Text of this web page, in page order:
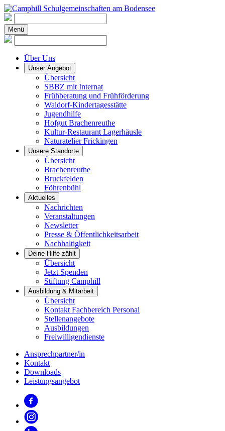
Menü
Über Uns
Unser Angebot
Übersicht
SBBZ mit Internat
Frühberatung und Frühförderung
Waldorf-Kindertagesstätte
Jugendhilfe
Hofgut Brachenreuthe
Kultur-Restaurant Lagerhäusle
Naturatelier Frickingen
Unsere Standorte
Übersicht
Brachenreuthe
Bruckfelden
Föhrenbühl
Aktuelles
Nachrichten
Veranstaltungen
Newsletter
Presse & Öffentlichkeitsarbeit
Nachhaltigkeit
Deine Hilfe zählt
Übersicht
Jetzt Spenden
Stiftung Camphill
Ausbildung & Mitarbeit
Übersicht
Kontakt Fachbereich Personal
Stellenangebote
Ausbildungen
Freiwilligendienste
Ansprechpartner/in
Kontakt
Downloads
Leistungsangebot